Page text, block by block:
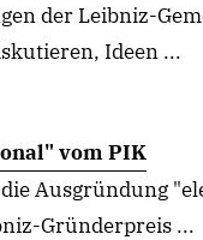
der Leibniz-
Ideen ...
vom PIK
Ausgründung
Gründerpreis ...